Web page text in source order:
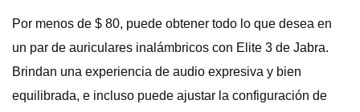
Por menos de $ 80, puede obtener todo lo que desea en
un par de auriculares inalámbricos con Elite 3 de Jabra.
Brindan una experiencia de audio expresiva y bien
equilibrada, e incluso puede ajustar la configuración de